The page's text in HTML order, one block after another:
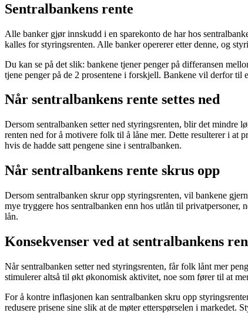
Sentralbankens rente
Alle banker gjør innskudd i en sparekonto de har hos
kalles for styringsrenten. Alle banker opererer etter denne, og
Du kan se på det slik: bankene tjener penger på differansen
tjene penger på de 2 prosentene i forskjell. Bankene vil derfor til
Når sentralbankens rente settes ned
Dersom sentralbanken setter ned styringsrenten, blir det mindre
renten ned for å motivere folk til å låne mer. Dette resulterer i at
hvis de hadde satt pengene sine i sentralbanken.
Når sentralbankens rente skrus opp
Dersom sentralbanken skrur opp styringsrenten, vil bankene
mye tryggere hos sentralbanken enn hos utlån til
lån.
Konsekvenser ved at sentralbankens
Når sentralbanken setter ned styringsrenten, får folk lånt mer
stimulerer altså til økt økonomisk aktivitet, noe som fører til at
For å kontre inflasjonen kan sentralbanken skru opp
redusere prisene sine slik at de møter etterspørselen i